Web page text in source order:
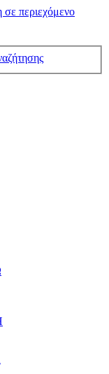
σε περιεχόμενο